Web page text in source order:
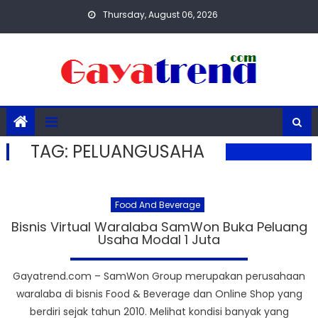
Thursday, August 06, 2026
TAG: PELUANGUSAHA
Food And Beverage
Bisnis Virtual Waralaba SamWon Buka Peluang
Usaha Modal 1 Juta
Gayatrend.com – SamWon Group merupakan perusahaan
waralaba di bisnis Food & Beverage dan Online Shop yang
berdiri sejak tahun 2010. Melihat kondisi banyak yang